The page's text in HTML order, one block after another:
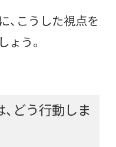
、こうした視点を
う。
どう行動しま